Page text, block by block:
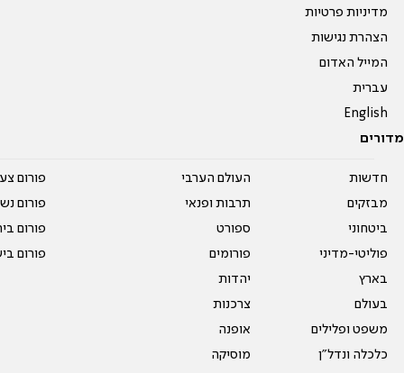
מדיניות פרטיות
הצהרת נגישות
המייל האדום
עברית
English
מדורים
חדשות
מבזקים
ביטחוני
פוליטי-מדיני
בארץ
בעולם
משפט ופלילים
כלכלה ונדל"ן
העולם הערבי
תרבות ופנאי
ספורט
פורומים
יהדות
צרכנות
אופנה
מוסיקה
פורום
פורום
פורום
פורום